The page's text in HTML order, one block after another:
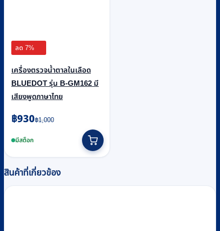
ลด 7%
เครื่องตรวจน้ำตาลในเลือด
BLUEDOT รุ่น B-GM162 มี
เสียงพูดภาษาไทย
฿1,000
Original
was:
฿930
Current
is:มีสต็อก
สินค้าที่เกี่ยวข้อง